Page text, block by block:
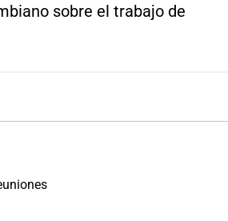
sobre el trabajo de